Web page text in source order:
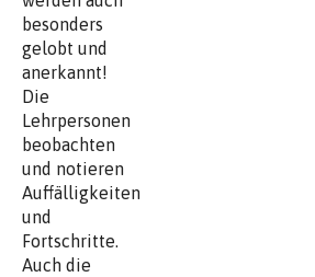
besonders
gelobt und
anerkannt!
Die
Lehrpersonen
beobachten
und notieren
Auffälligkeiten
und
Fortschritte.
Auch die